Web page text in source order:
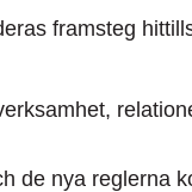
framsteg
de nya reglerna